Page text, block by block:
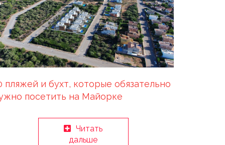
пляжей и бухт, которые обязательно
посетить на Майорке
Читать
дальше